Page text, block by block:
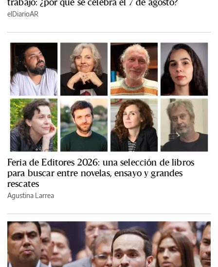
elDiarioAR
Feria de Editores 2026: una selección de libros
para buscar entre novelas, ensayo y grandes
rescates
Agustina Larrea